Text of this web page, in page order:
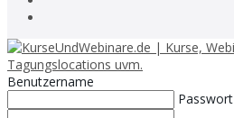
Benutzername
Passwort